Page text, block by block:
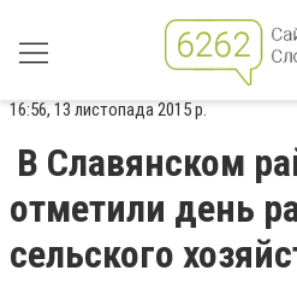
16:56, 13 листопада 2015 р.
В Славянском
отметили день
сельского